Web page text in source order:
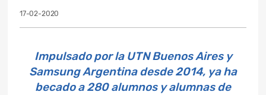
17-02-2020
Impulsado por la UTN Buenos Aires y
Samsung Argentina desde 2014, ya ha
becado a 280 alumnos y alumnas de